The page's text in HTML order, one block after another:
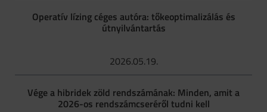
Operatív lízing céges autóra: tőkeoptimalizálás és
útnyilvántartás
2026.05.19.
Vége a hibridek zöld rendszámának: Minden, amit a
2026-os rendszámcseréről tudni kell